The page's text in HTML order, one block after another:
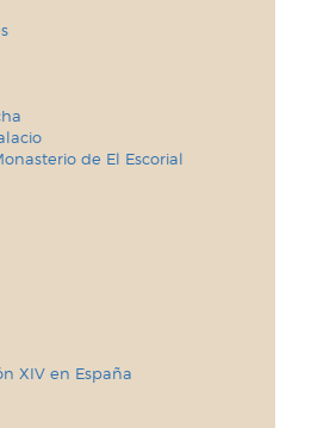
de El Escorial
XIV en España